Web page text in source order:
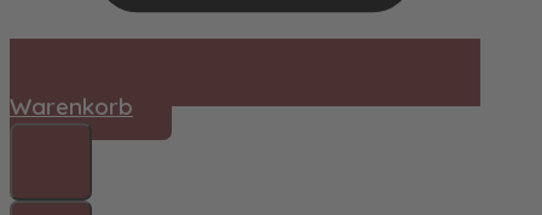
Warenkorb